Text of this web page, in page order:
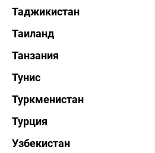
Таджикистан
Таиланд
Танзания
Тунис
Туркменистан
Турция
Узбекистан